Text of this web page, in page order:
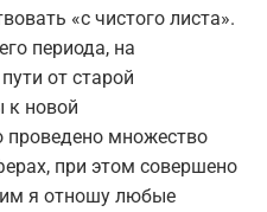
«с чистого листа».
периода, на
от старой
к новой
проведено множество
при этом совершено
я отношу любые